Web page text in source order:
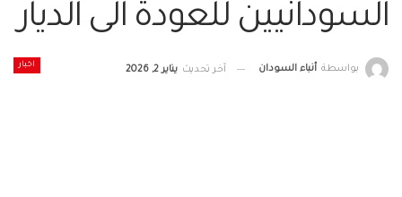
السودانيين للعودة الى الديار
اخبار بواسطة أنباء السودان آخر تحديث يناير 2, 2026